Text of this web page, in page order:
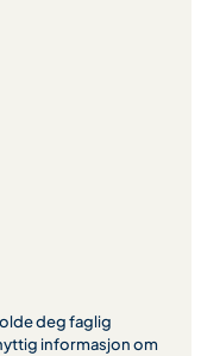
deg faglig
informasjon om